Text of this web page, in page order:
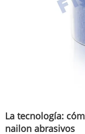
La tecnología:
nailon abrasivos